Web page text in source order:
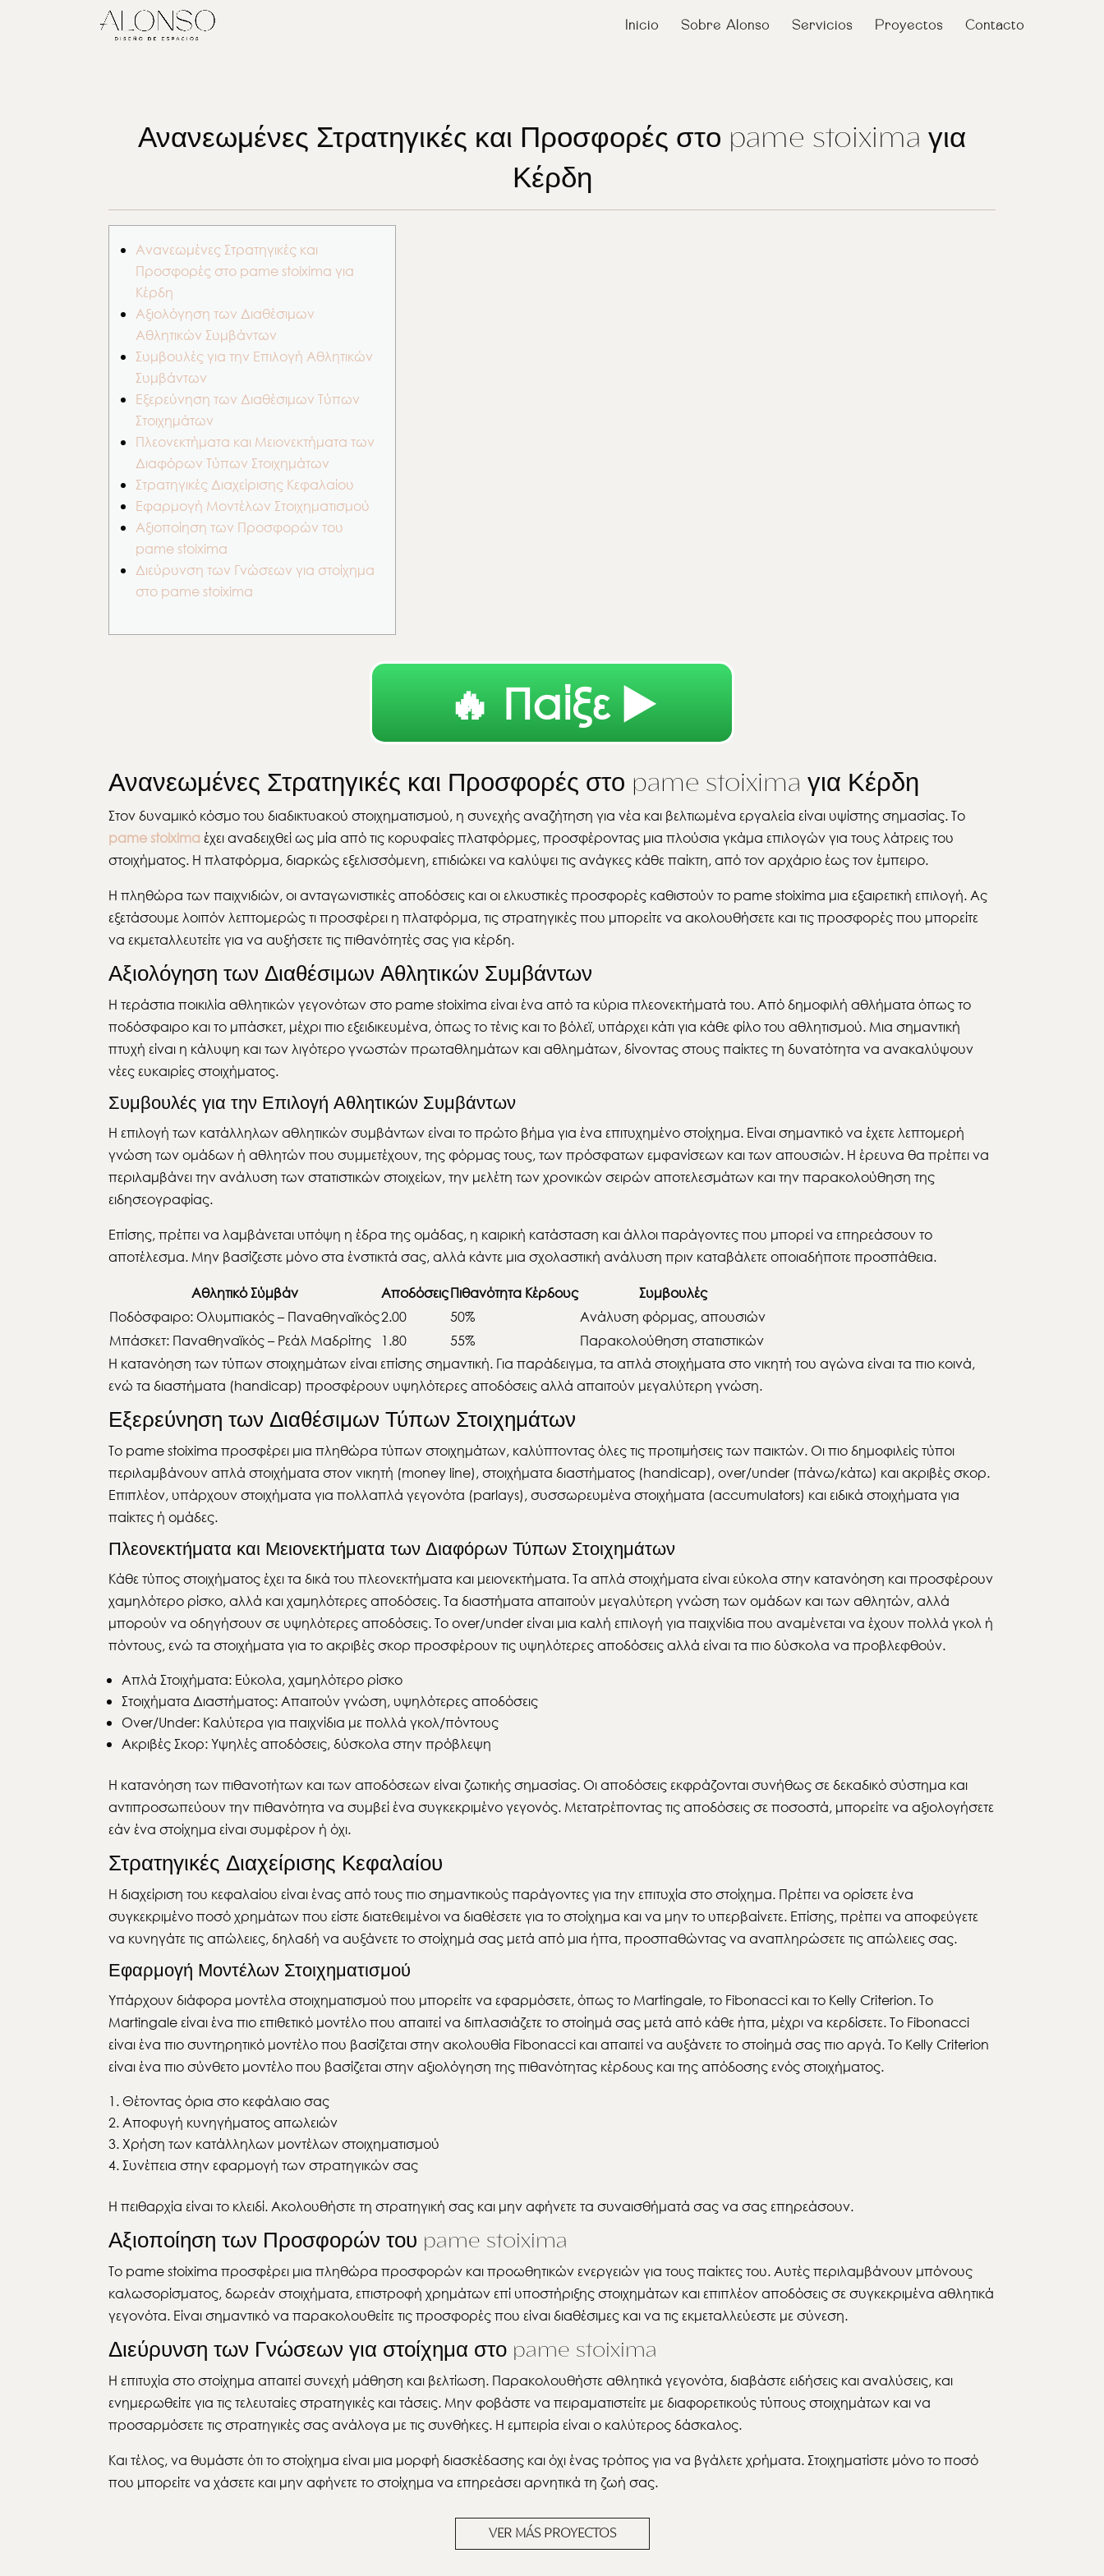
Inicio Sobre Alonso Servicios Proyectos Contacto
Ανανεωμένες Στρατηγικές και Προσφορές στο pame stoixima για
Κέρδη
Ανανεωμένες Στρατηγικές και
Προσφορές στο pame stoixima για
Κέρδη
Αξιολόγηση των Διαθέσιμων
Αθλητικών Συμβάντων
Συμβουλές για την Επιλογή Αθλητικών
Συμβάντων
Εξερεύνηση των Διαθέσιμων Τύπων
Στοιχημάτων
Πλεονεκτήματα και Μειονεκτήματα των
Διαφόρων Τύπων Στοιχημάτων
Στρατηγικές Διαχείρισης Κεφαλαίου
Εφαρμογή Μοντέλων Στοιχηματισμού
Αξιοποίηση των Προσφορών του
pame stoixima
Διεύρυνση των Γνώσεων για στοίχημα
στο pame stoixima
🔥 Παίξε ▶️
Ανανεωμένες Στρατηγικές και Προσφορές στο pame stoixima για Κέρδη
Στον δυναμικό κόσμο του διαδικτυακού στοιχηματισμού, η συνεχής αναζήτηση για νέα και βελτιωμένα εργαλεία είναι υψίστης σημασίας. Το
pame stoixima έχει αναδειχθεί ως μία από τις κορυφαίες πλατφόρμες, προσφέροντας μια πλούσια γκάμα επιλογών για τους λάτρεις του
στοιχήματος. Η πλατφόρμα, διαρκώς εξελισσόμενη, επιδιώκει να καλύψει τις ανάγκες κάθε παίκτη, από τον αρχάριο έως τον έμπειρο.
Η πληθώρα των παιχνιδιών, οι ανταγωνιστικές αποδόσεις και οι ελκυστικές προσφορές καθιστούν το pame stoixima μια εξαιρετική επιλογή. Ας
εξετάσουμε λοιπόν λεπτομερώς τι προσφέρει η πλατφόρμα, τις στρατηγικές που μπορείτε να ακολουθήσετε και τις προσφορές που μπορείτε
να εκμεταλλευτείτε για να αυξήσετε τις πιθανότητές σας για κέρδη.
Αξιολόγηση των Διαθέσιμων Αθλητικών Συμβάντων
Η τεράστια ποικιλία αθλητικών γεγονότων στο pame stoixima είναι ένα από τα κύρια πλεονεκτήματά του. Από δημοφιλή αθλήματα όπως το
ποδόσφαιρο και το μπάσκετ, μέχρι πιο εξειδικευμένα, όπως το τένις και το βόλεϊ, υπάρχει κάτι για κάθε φίλο του αθλητισμού. Μια σημαντική
πτυχή είναι η κάλυψη και των λιγότερο γνωστών πρωταθλημάτων και αθλημάτων, δίνοντας στους παίκτες τη δυνατότητα να ανακαλύψουν
νέες ευκαιρίες στοιχήματος.
Συμβουλές για την Επιλογή Αθλητικών Συμβάντων
Η επιλογή των κατάλληλων αθλητικών συμβάντων είναι το πρώτο βήμα για ένα επιτυχημένο στοίχημα. Είναι σημαντικό να έχετε λεπτομερή
γνώση των ομάδων ή αθλητών που συμμετέχουν, της φόρμας τους, των πρόσφατων εμφανίσεων και των απουσιών. Η έρευνα θα πρέπει να
περιλαμβάνει την ανάλυση των στατιστικών στοιχείων, την μελέτη των χρονικών σειρών αποτελεσμάτων και την παρακολούθηση της
ειδησεογραφίας.
Επίσης, πρέπει να λαμβάνεται υπόψη η έδρα της ομάδας, η καιρική κατάσταση και άλλοι παράγοντες που μπορεί να επηρεάσουν το
αποτέλεσμα. Μην βασίζεστε μόνο στα ένστικτά σας, αλλά κάντε μια σχολαστική ανάλυση πριν καταβάλετε οποιαδήποτε προσπάθεια.
Αθλητικό Σύμβάν ΑποδόσειςΠιθανότητα Κέρδους
Συμβουλές
Ποδόσφαιρο: Ολυμπιακός – Παναθηναϊκός2.00 50%
Ανάλυση φόρμας, απουσιών
Μπάσκετ: Παναθηναϊκός – Ρεάλ Μαδρίτης
1.80 55%
Παρακολούθηση στατιστικών
Η κατανόηση των τύπων στοιχημάτων είναι επίσης σημαντική. Για παράδειγμα, τα απλά στοιχήματα στο νικητή του αγώνα είναι τα πιο κοινά,
ενώ τα διαστήματα (handicap) προσφέρουν υψηλότερες αποδόσεις αλλά απαιτούν μεγαλύτερη γνώση.
Εξερεύνηση των Διαθέσιμων Τύπων Στοιχημάτων
Το pame stoixima προσφέρει μια πληθώρα τύπων στοιχημάτων, καλύπτοντας όλες τις προτιμήσεις των παικτών. Οι πιο δημοφιλείς τύποι
περιλαμβάνουν απλά στοιχήματα στον νικητή (money line), στοιχήματα διαστήματος (handicap), over/under (πάνω/κάτω) και ακριβές σκορ.
Επιπλέον, υπάρχουν στοιχήματα για πολλαπλά γεγονότα (parlays), συσσωρευμένα στοιχήματα (accumulators) και ειδικά στοιχήματα για
παίκτες ή ομάδες.
Πλεονεκτήματα και Μειονεκτήματα των Διαφόρων Τύπων Στοιχημάτων
Κάθε τύπος στοιχήματος έχει τα δικά του πλεονεκτήματα και μειονεκτήματα. Τα απλά στοιχήματα είναι εύκολα στην κατανόηση και προσφέρουν
χαμηλότερο ρίσκο, αλλά και χαμηλότερες αποδόσεις. Τα διαστήματα απαιτούν μεγαλύτερη γνώση των ομάδων και των αθλητών, αλλά
μπορούν να οδηγήσουν σε υψηλότερες αποδόσεις. Το over/under είναι μια καλή επιλογή για παιχνίδια που αναμένεται να έχουν πολλά γκολ ή
πόντους, ενώ τα στοιχήματα για το ακριβές σκορ προσφέρουν τις υψηλότερες αποδόσεις αλλά είναι τα πιο δύσκολα να προβλεφθούν.
Απλά Στοιχήματα: Εύκολα, χαμηλότερο ρίσκο
Στοιχήματα Διαστήματος: Απαιτούν γνώση, υψηλότερες αποδόσεις
Over/Under: Καλύτερα για παιχνίδια με πολλά γκολ/πόντους
Ακριβές Σκορ: Υψηλές αποδόσεις, δύσκολα στην πρόβλεψη
Η κατανόηση των πιθανοτήτων και των αποδόσεων είναι ζωτικής σημασίας. Οι αποδόσεις εκφράζονται συνήθως σε δεκαδικό σύστημα και
αντιπροσωπεύουν την πιθανότητα να συμβεί ένα συγκεκριμένο γεγονός. Μετατρέποντας τις αποδόσεις σε ποσοστά, μπορείτε να αξιολογήσετε
εάν ένα στοίχημα είναι συμφέρον ή όχι.
Στρατηγικές Διαχείρισης Κεφαλαίου
Η διαχείριση του κεφαλαίου είναι ένας από τους πιο σημαντικούς παράγοντες για την επιτυχία στο στοίχημα. Πρέπει να ορίσετε ένα
συγκεκριμένο ποσό χρημάτων που είστε διατεθειμένοι να διαθέσετε για το στοίχημα και να μην το υπερβαίνετε. Επίσης, πρέπει να αποφεύγετε
να κυνηγάτε τις απώλειες, δηλαδή να αυξάνετε το στοίχημά σας μετά από μια ήττα, προσπαθώντας να αναπληρώσετε τις απώλειες σας.
Εφαρμογή Μοντέλων Στοιχηματισμού
Υπάρχουν διάφορα μοντέλα στοιχηματισμού που μπορείτε να εφαρμόσετε, όπως το Martingale, το Fibonacci και το Kelly Criterion. Το
Martingale είναι ένα πιο επιθετικό μοντέλο που απαιτεί να διπλασιάζετε το στοίημά σας μετά από κάθε ήττα, μέχρι να κερδίσετε. Το Fibonacci
είναι ένα πιο συντηρητικό μοντέλο που βασίζεται στην ακολουθία Fibonacci και απαιτεί να αυξάνετε το στοίημά σας πιο αργά. Το Kelly Criterion
είναι ένα πιο σύνθετο μοντέλο που βασίζεται στην αξιολόγηση της πιθανότητας κέρδους και της απόδοσης ενός στοιχήματος.
Θέτοντας όρια στο κεφάλαιο σας
Αποφυγή κυνηγήματος απωλειών
Χρήση των κατάλληλων μοντέλων στοιχηματισμού
Συνέπεια στην εφαρμογή των στρατηγικών σας
Η πειθαρχία είναι το κλειδί. Ακολουθήστε τη στρατηγική σας και μην αφήνετε τα συναισθήματά σας να σας επηρεάσουν.
Αξιοποίηση των Προσφορών του pame stoixima
Το pame stoixima προσφέρει μια πληθώρα προσφορών και προωθητικών ενεργειών για τους παίκτες του. Αυτές περιλαμβάνουν μπόνους
καλωσορίσματος, δωρεάν στοιχήματα, επιστροφή χρημάτων επί υποστήριξης στοιχημάτων και επιπλέον αποδόσεις σε συγκεκριμένα αθλητικά
γεγονότα. Είναι σημαντικό να παρακολουθείτε τις προσφορές που είναι διαθέσιμες και να τις εκμεταλλεύεστε με σύνεση.
Διεύρυνση των Γνώσεων για στοίχημα στο pame stoixima
Η επιτυχία στο στοίχημα απαιτεί συνεχή μάθηση και βελτίωση. Παρακολουθήστε αθλητικά γεγονότα, διαβάστε ειδήσεις και αναλύσεις, και
ενημερωθείτε για τις τελευταίες στρατηγικές και τάσεις. Μην φοβάστε να πειραματιστείτε με διαφορετικούς τύπους στοιχημάτων και να
προσαρμόσετε τις στρατηγικές σας ανάλογα με τις συνθήκες. Η εμπειρία είναι ο καλύτερος δάσκαλος.
Και τέλος, να θυμάστε ότι το στοίχημα είναι μια μορφή διασκέδασης και όχι ένας τρόπος για να βγάλετε χρήματα. Στοιχηματίστε μόνο το ποσό
που μπορείτε να χάσετε και μην αφήνετε το στοίχημα να επηρεάσει αρνητικά τη ζωή σας.
VER MÁS PROYECTOS